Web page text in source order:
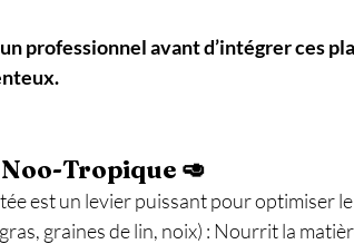
professionnel avant d’intégrer ces
Tropique 🥑
est un levier puissant pour optimiser
graines de lin, noix) : Nourrit la